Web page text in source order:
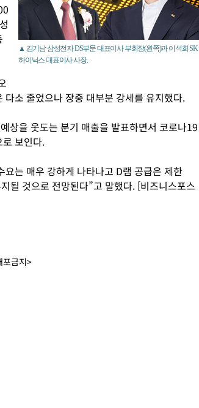
▲ 김기남 삼성전자 DS부문 대표이사 부회장(왼쪽)과 이석희 SK
하이닉스 대표이사 사장.
소 줄었으나 장중 대부분 강세를 유지했다.
상을 웃도는 분기 매출을 발표하면서 코로나19
보인다.
는 매우 강하게 나타나고 D램 공급은 제한
될 것으로 전망된다”고 말했다. [비즈니스포스
포금지>